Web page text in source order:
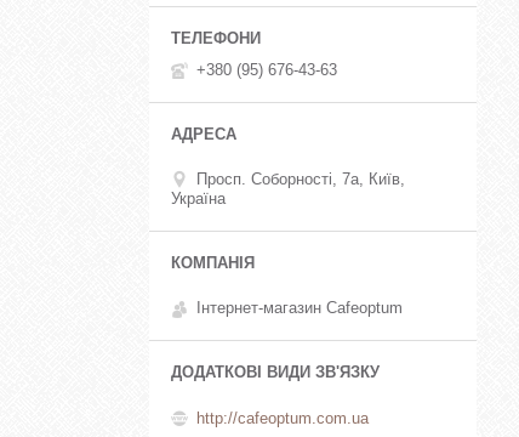
+380 (95) 676-43-63
Просп. Соборності, 7а, Київ,
Україна
Інтернет-магазин Cafeoptum
http://cafeoptum.com.ua